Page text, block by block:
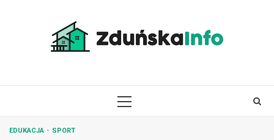
PRIMARY
EDUKACJA SPORT